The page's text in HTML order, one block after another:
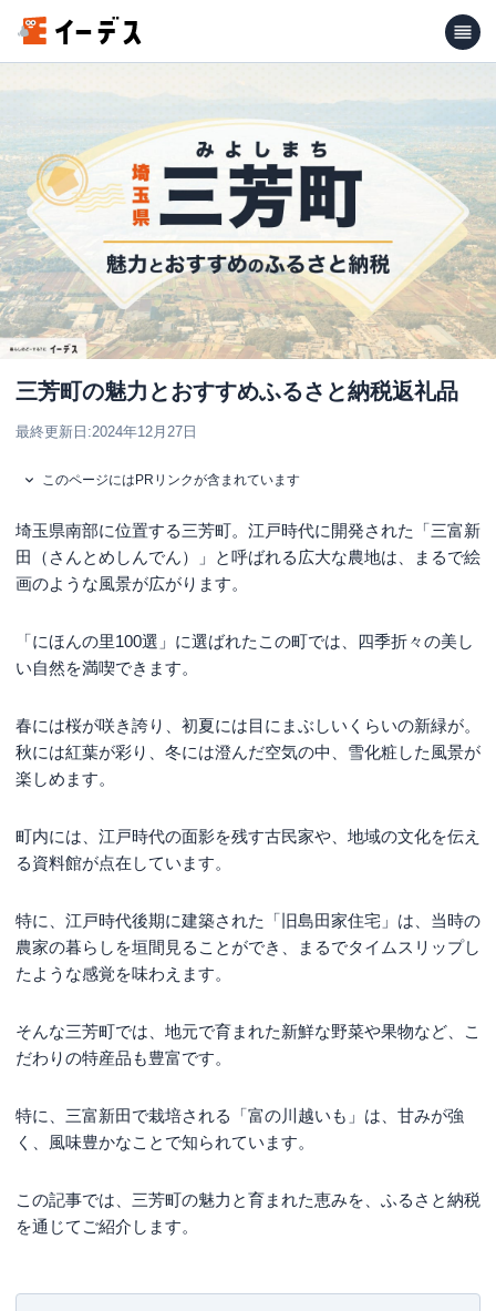
三芳町の魅力とおすすめふるさと納税返礼品
最終更新日:2024年12月27日
このページにはPRリンクが含まれています
埼玉県南部に位置する三芳町。江戸時代に開発された「三富新
田（さんとめしんでん）」と呼ばれる広大な農地は、まるで絵
画のような風景が広がります。
「にほんの里100選」に選ばれたこの町では、四季折々の美し
い自然を満喫できます。
春には桜が咲き誇り、初夏には目にまぶしいくらいの新緑が。
秋には紅葉が彩り、冬には澄んだ空気の中、雪化粧した風景が
楽しめます。
町内には、江戸時代の面影を残す古民家や、地域の文化を伝え
る資料館が点在しています。
特に、江戸時代後期に建築された「旧島田家住宅」は、当時の
農家の暮らしを垣間見ることができ、まるでタイムスリップし
たような感覚を味わえます。
そんな三芳町では、地元で育まれた新鮮な野菜や果物など、こ
だわりの特産品も豊富です。
特に、三富新田で栽培される「富の川越いも」は、甘みが強
く、風味豊かなことで知られています。
この記事では、三芳町の魅力と育まれた恵みを、ふるさと納税
を通じてご紹介します。